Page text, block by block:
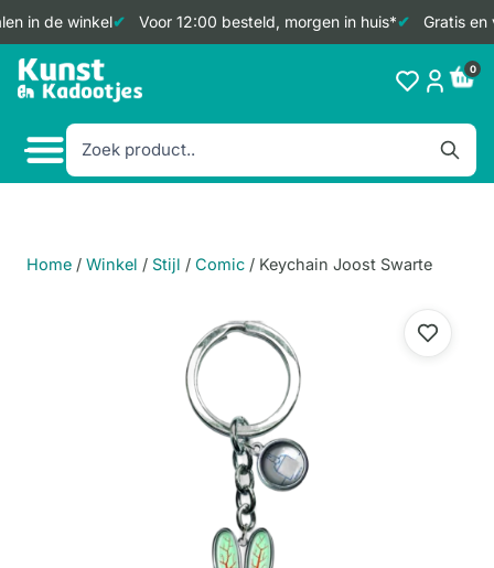
in de winkel Voor 12:00 besteld, morgen in huis* Gratis en
Doorgaan
naar
0
Home / Winkel / Stijl / Comic / Keychain Joost Swarte